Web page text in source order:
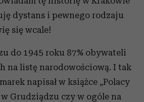
dystans i pewnego rodzaju
się wcale!
do 1945 roku 87% obywateli
na listę narodowościową. I tak
napisał w książce „Polacy
w Grudziądzu czy w ogóle na